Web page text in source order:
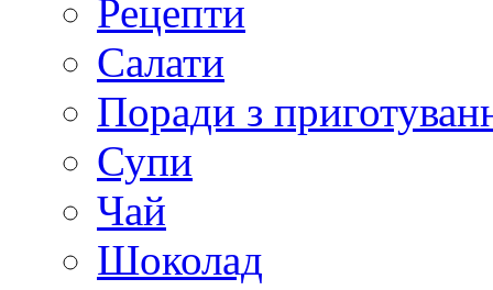
Рецепти
Салати
Поради з
Супи
Чай
Шоколад